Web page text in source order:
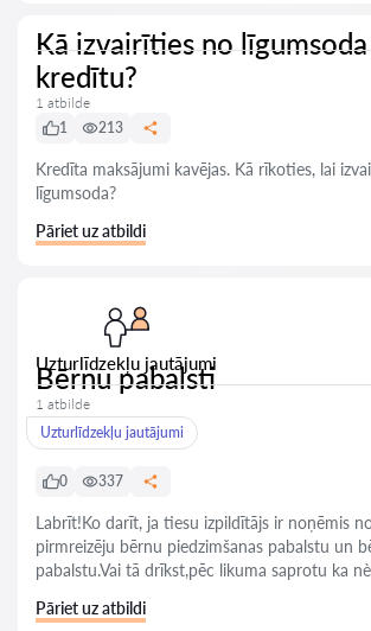
Kā izvairīties no
kredītu?
1 atbilde
1
213
Kredīta maksājumi kavējas. Kā rīkoties, lai
līgumsoda?
Pāriet uz atbildi
Uzturlīdzekļu jautājumi
Bērnu pabalsti
1 atbilde
Uzturlīdzekļu jautājumi
0 337
Labrīt!Ko darīt, ja tiesu izpildītājs ir noņēmis
pirmreizēju bērnu piedzimšanas pabalstu un
pabalstu.Vai tā drīkst,pēc likuma saprotu ka
Pāriet uz atbildi